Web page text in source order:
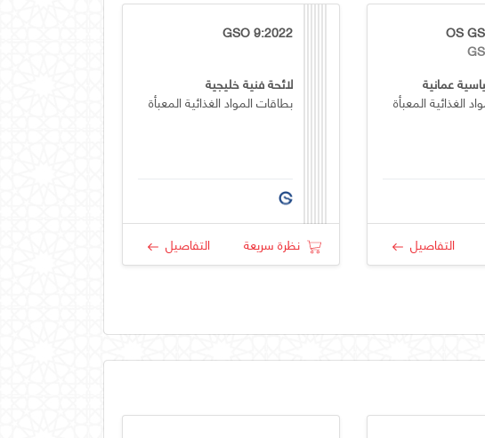
OS
عمانية
الغذائية المعبأة
التفاصيل
GSO 9:2022
لائحة فنية خليجية
بطاقات المواد الغذائية المعبأة
نظرة سريعة التفاصيل